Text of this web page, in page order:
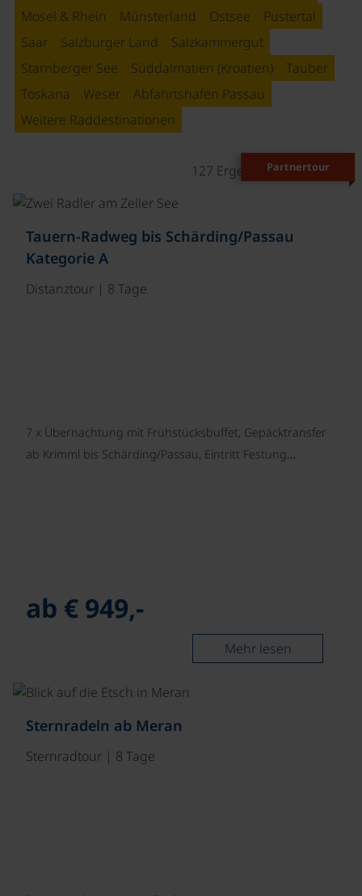
Mosel & Rhein
Münsterland Ostsee
Pustertal
Saar
Salzburger Land
Salzkammergut
Starnberger See
Süddalmatien (Kroatien)
Tauber
Toskana
Weser
Abfahrtshafen Passau
Weitere Raddestinationen
127 Ergebnisse gefunden.
Partnertour
Tauern-Radweg bis Schärding/Passau
Kategorie A
Distanztour | 8 Tage
7 x Übernachtung mit Frühstücksbuffet, Gepäcktransfer
ab Krimml bis Schärding/Passau, Eintritt Festung…
ab € 949,-
Mehr lesen
Sternradeln ab Meran
Sternradtour | 8 Tage